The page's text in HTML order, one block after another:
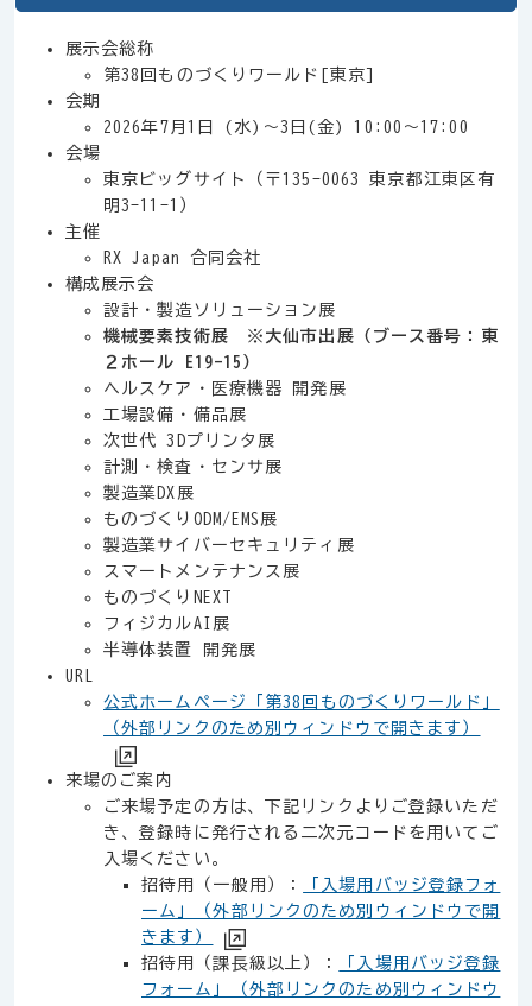
展示会総称
第38回ものづくりワールド[東京]
会期
2026年7月1日 (水)～3日(金) 10:00～17:00
会場
東京ビッグサイト（〒135-0063 東京都江東区有
明3-11-1）
主催
RX Japan 合同会社
構成展示会
設計・製造ソリューション展
機械要素技術展 ※大仙市出展（ブース番号：東
２ホール E19-15）
ヘルスケア・医療機器 開発展
工場設備・備品展
次世代 3Dプリンタ展
計測・検査・センサ展
製造業DX展
ものづくりODM/EMS展
製造業サイバーセキュリティ展
スマートメンテナンス展
ものづくりNEXT
フィジカルAI展
半導体装置 開発展
URL
公式ホームページ「第38回ものづくりワールド」
（外部リンクのため別ウィンドウで開きます）
来場のご案内
ご来場予定の方は、下記リンクよりご登録いただ
き、登録時に発行される二次元コードを用いてご
入場ください。
招待用（一般用）：
「入場用バッジ登録フォ
ーム」（外部リンクのため別ウィンドウで開
きます）
招待用（課長級以上）：
「入場用バッジ登録
フォーム」（外部リンクのため別ウィンドウ